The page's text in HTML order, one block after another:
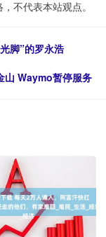
不代表本站观点。
脚”的罗永浩
山 Waymo暂停服务